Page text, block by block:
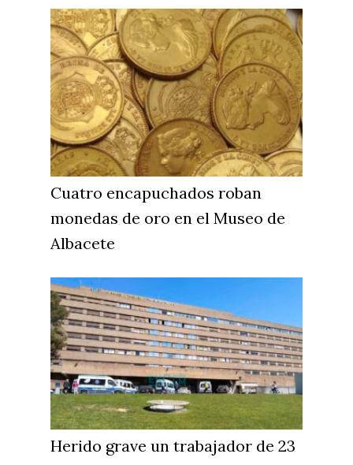
Cuatro encapuchados roban
monedas de oro en el Museo de
Albacete
Herido grave un trabajador de 23
Castilla-La